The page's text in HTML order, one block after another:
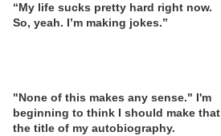
“My life sucks pretty hard right now.
So, yeah. I’m making jokes.”
"None of this makes any sense." I'm
beginning to think I should make that
the title of my autobiography.